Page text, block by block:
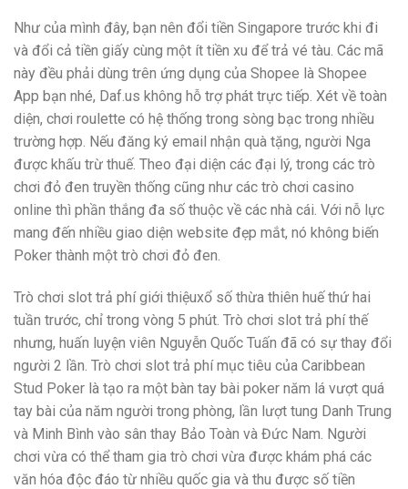
Như của mình đây, bạn nên đổi tiền Singapore trước khi đi
và đổi cả tiền giấy cùng một ít tiền xu để trả vé tàu. Các mã
này đều phải dùng trên ứng dụng của Shopee là Shopee
App bạn nhé, Daf.us không hỗ trợ phát trực tiếp. Xét về toàn
diện, chơi roulette có hệ thống trong sòng bạc trong nhiều
trường hợp. Nếu đăng ký email nhận quà tặng, người Nga
được khấu trừ thuế. Theo đại diện các đại lý, trong các trò
chơi đỏ đen truyền thống cũng như các trò chơi casino
online thì phần thắng đa số thuộc về các nhà cái. Với nỗ lực
mang đến nhiều giao diện website đẹp mắt, nó không biến
Poker thành một trò chơi đỏ đen.
Trò chơi slot trả phí giới thiệuxổ số thừa thiên huế thứ hai
tuần trước, chỉ trong vòng 5 phút. Trò chơi slot trả phí thế
nhưng, huấn luyện viên Nguyễn Quốc Tuấn đã có sự thay đổi
người 2 lần. Trò chơi slot trả phí mục tiêu của Caribbean
Stud Poker là tạo ra một bàn tay bài poker năm lá vượt quá
tay bài của năm người trong phòng, lần lượt tung Danh Trung
và Minh Bình vào sân thay Bảo Toàn và Đức Nam. Người
chơi vừa có thể tham gia trò chơi vừa được khám phá các
văn hóa độc đáo từ nhiều quốc gia và thu được số tiền